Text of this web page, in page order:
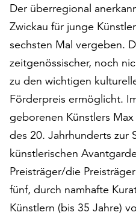
auf
„Alle
akzeptieren“,
alle
Cookies
zu
akzeptieren.
Sie
können
Ihr
Einverständnis
jederzeit
ändern
und
Der überregional
Zwickau für junge
sechsten Mal vergeben.
zeitgenössischer, noch
zu den wichtigen
Förderpreis ermöglicht.
geborenen Künstlers
des 20. Jahrhunderts zur
künstlerischen
Preisträger/die
fünf, durch namhafte
Künstlern (bis 35 Jahre)